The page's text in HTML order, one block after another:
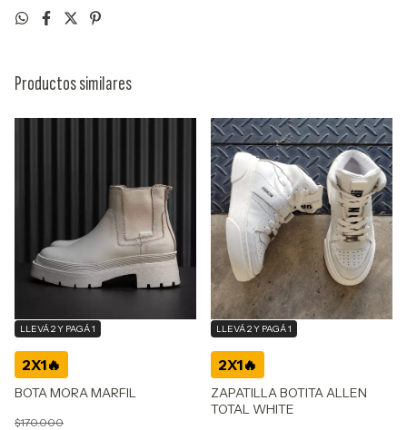
Productos similares
BOTA MORA MARFIL
$170.000
LLEVÁ 2 Y PAGÁ 1
ZAPATILLA BOTITA ALLEN
TOTAL WHITE
LLEVÁ 2 Y PAGÁ 1